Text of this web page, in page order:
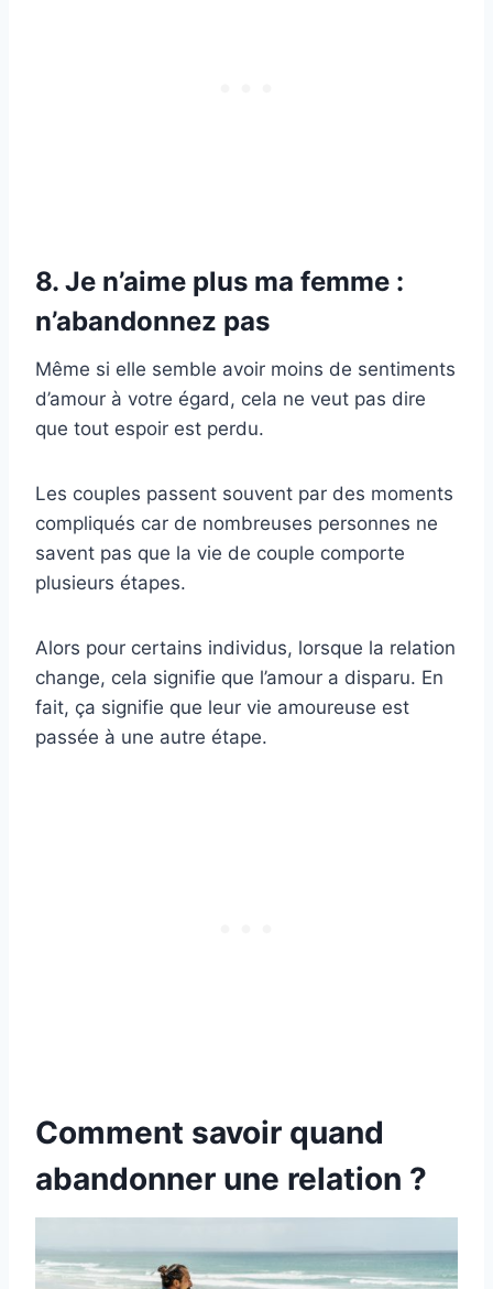
8. Je n’aime plus ma femme :
n’abandonnez pas
Même si elle semble avoir moins de sentiments
d’amour à votre égard, cela ne veut pas dire
que tout espoir est perdu.
Les couples passent souvent par des moments
compliqués car de nombreuses personnes ne
savent pas que la vie de couple comporte
plusieurs étapes.
Alors pour certains individus, lorsque la relation
change, cela signifie que l’amour a disparu. En
fait, ça signifie que leur vie amoureuse est
passée à une autre étape.
Comment savoir quand
abandonner une relation ?